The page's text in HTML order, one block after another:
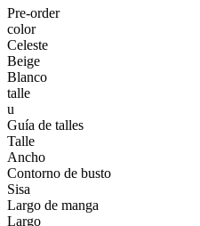
Pre-order
color
Celeste
Beige
Blanco
talle
u
Guía de talles
Talle
Ancho
Contorno de busto
Sisa
Largo de manga
Largo